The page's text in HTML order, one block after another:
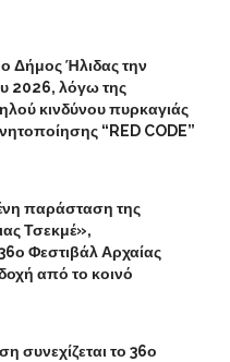
Δήμος Ήλιδας την
2026, λόγω της
κινδύνου πυρκαγιάς
“RED CODE”
παράσταση της
Τσεκμέ»,
Φεστιβάλ Αρχαίας
από το κοινό
συνεχίζεται το 36ο